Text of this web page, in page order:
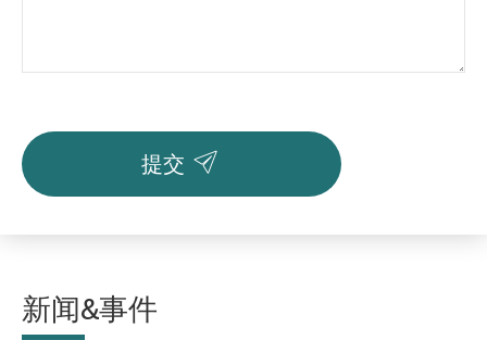
提交 
新闻&事件